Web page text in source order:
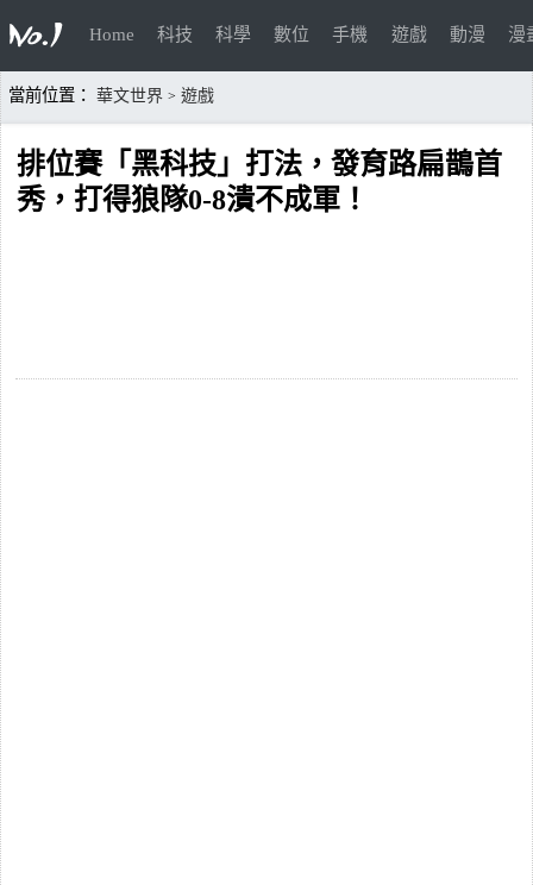
Home 科技 科學 數位 手機 遊戲 動漫 漫
當前位置： 華文世界 > 遊戲
排位賽「黑科技」打法，發育路扁鵲首
秀，打得狼隊0-8潰不成軍！